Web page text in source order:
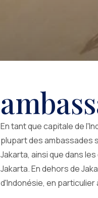
En tant que capitale de
plupart des ambassades
Jakarta, ainsi que dans
Jakarta. En dehors de
d'Indonésie, en